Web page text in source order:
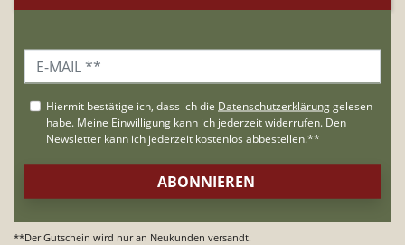
**Der Gutschein wird nur an Neukunden versandt.